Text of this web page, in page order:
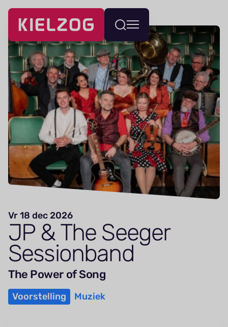
Navigatie
overslaan
Wissel
menu
Vr 18 dec 2026
JP &The Seeger
Sessionband
The Power of Song
Voorstelling Muziek